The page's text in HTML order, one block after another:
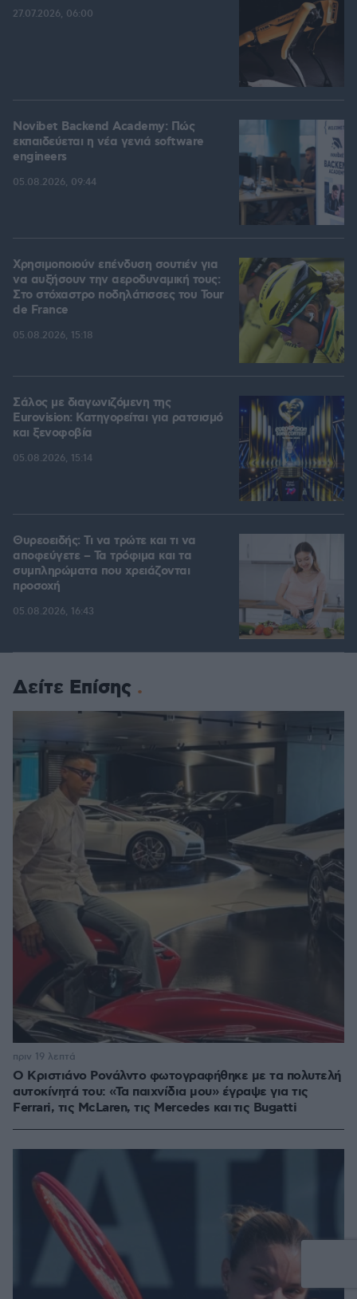
27.07.2026, 06:00
Novibet Backend Academy: Πώς
εκπαιδεύεται η νέα γενιά software
engineers
05.08.2026, 09:44
Χρησιμοποιούν επένδυση σουτιέν για
να αυξήσουν την αεροδυναμική τους:
Στο στόχαστρο ποδηλάτισσες του Tour
de France
05.08.2026, 15:18
Σάλος με διαγωνιζόμενη της
Eurovision: Κατηγορείται για ρατσισμό
και ξενοφοβία
05.08.2026, 15:14
Θυρεοειδής: Τι να τρώτε και τι να
αποφεύγετε – Τα τρόφιμα και τα
συμπληρώματα που χρειάζονται
προσοχή
05.08.2026, 16:43
Δείτε Επίσης
Ο Κριστιάνο Ρονάλντο φωτογραφήθηκε με τα πολυτελή
αυτοκίνητά του: «Τα παιχνίδια μου» έγραψε για τις
Ferrari, τις McLaren, τις Mercedes και τις Bugatti
πριν 19 λεπτά